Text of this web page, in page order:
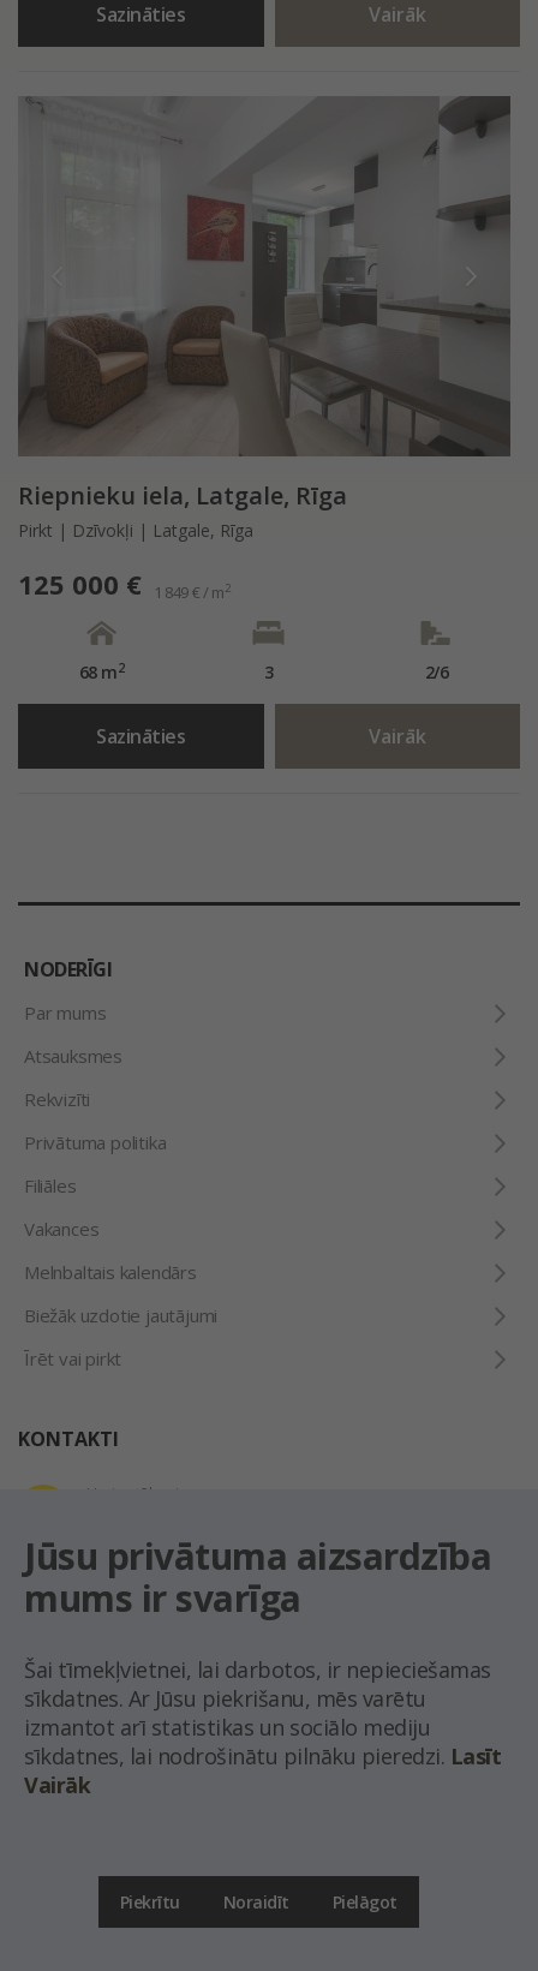
Jūsu privātuma aizsardzība
mums ir svarīga
Šai tīmekļvietnei, lai darbotos, ir nepieciešamas
sīkdatnes. Ar Jūsu piekrišanu, mēs varētu
izmantot arī statistikas un sociālo mediju
sīkdatnes, lai nodrošinātu pilnāku pieredzi. Lasīt
Vairāk
Piekrītu Noraidīt Pielāgot
Sazināties Vairāk
Riepnieku iela, Latgale, Rīga
Pirkt | Dzīvokļi | Latgale, Rīga
125 000 € 1 849 € / m2
68 m2 3 2/6
Sazināties Vairāk
© Nekustamo īpašumu aģentūra Latio.
NODERĪGI
Par mums
Atsauksmes
Rekvizīti
Privātuma politika
Filiāles
Vakances
Melnbaltais kalendārs
Biežāk uzdotie jautājumi
Īrēt vai pirkt
KONTAKTI
Uzziņu tālrunis
E-pasta adrese
latio@latio.lv